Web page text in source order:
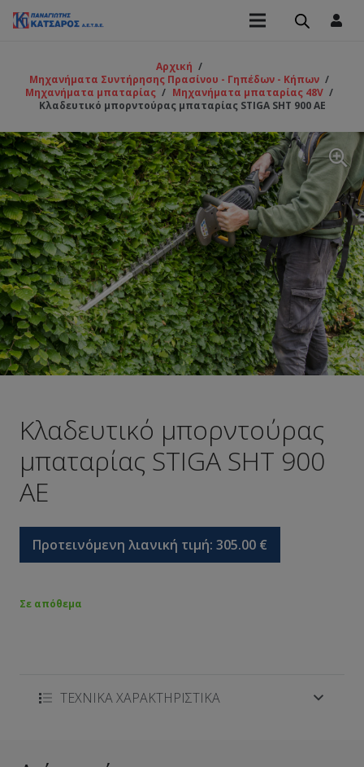
Αρχική /
Μηχανήματα Συντήρησης Πρασίνου - Γηπέδων - Κήπων /
Μηχανήματα μπαταρίας / Μηχανήματα μπαταρίας 48V /
Κλαδευτικό μπορντούρας μπαταρίας STIGA SΗΤ 900 AE
Κλαδευτικό μπορντούρας
μπαταρίας STIGA SΗΤ 900
AE
Προτεινόμενη λιανική τιμή: 305.00 €
Σε απόθεμα
ΤΕΧΝΙΚΑ ΧΑΡΑΚΤΗΡΙΣΤΙΚΑ